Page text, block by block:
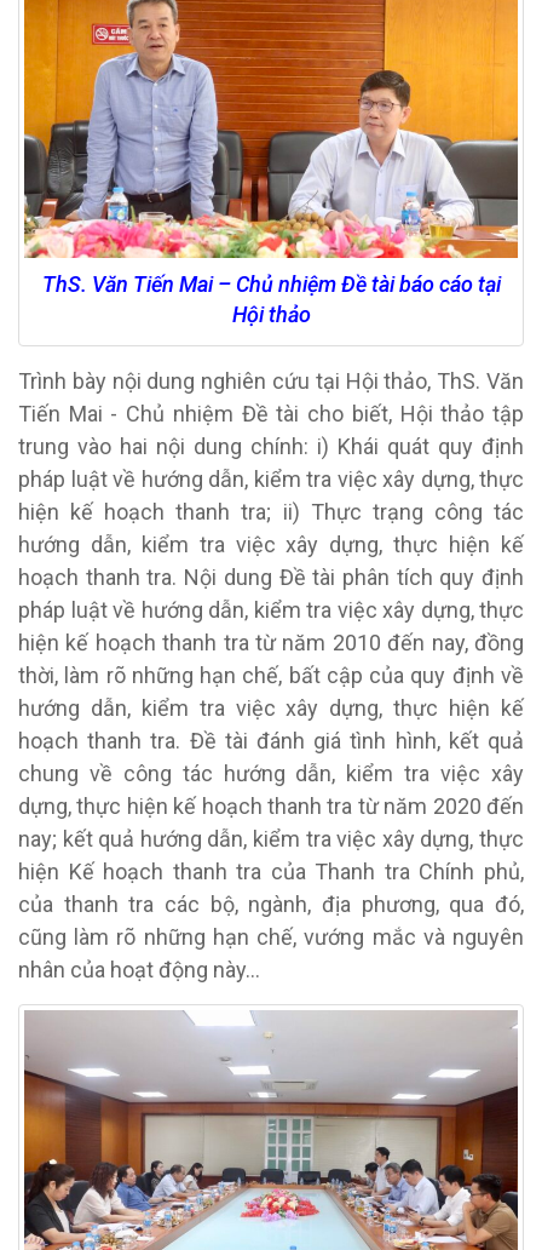
ThS. Văn Tiến Mai – Chủ nhiệm Đề tài báo cáo tại
Hội thảo
Trình bày nội dung nghiên cứu tại Hội thảo, ThS. Văn
Tiến Mai - Chủ nhiệm Đề tài cho biết, Hội thảo tập
trung vào hai nội dung chính: i) Khái quát quy định
pháp luật về hướng dẫn, kiểm tra việc xây dựng, thực
hiện kế hoạch thanh tra; ii) Thực trạng công tác
hướng dẫn, kiểm tra việc xây dựng, thực hiện kế
hoạch thanh tra. Nội dung Đề tài phân tích quy định
pháp luật về hướng dẫn, kiểm tra việc xây dựng, thực
hiện kế hoạch thanh tra từ năm 2010 đến nay, đồng
thời, làm rõ những hạn chế, bất cập của quy định về
hướng dẫn, kiểm tra việc xây dựng, thực hiện kế
hoạch thanh tra. Đề tài đánh giá tình hình, kết quả
chung về công tác hướng dẫn, kiểm tra việc xây
dựng, thực hiện kế hoạch thanh tra từ năm 2020 đến
nay; kết quả hướng dẫn, kiểm tra việc xây dựng, thực
hiện Kế hoạch thanh tra của Thanh tra Chính phủ,
của thanh tra các bộ, ngành, địa phương, qua đó,
cũng làm rõ những hạn chế, vướng mắc và nguyên
nhân của hoạt động này…